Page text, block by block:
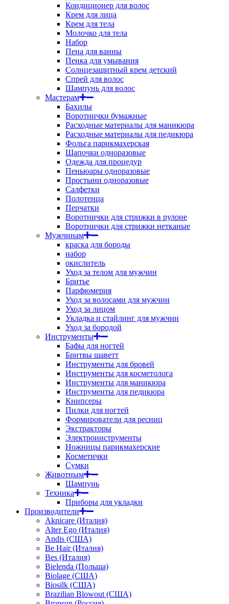
Кондиционер для волос
Крем для лица
Крем для тела
Молочко для тела
Набор
Пена для ванны
Пенка для умывания
Солнцезащитный крем детский
Спрей для волос
Шампунь для волос
Мастерам
Бахилы
Воротнички бумажные
Расходные материалы для маникюра
Расходные материалы для педикюра
Фольга парикмахерская
Шапочки одноразовые
Одежда для процедур
Пеньюары одноразовые
Простыни одноразовые
Салфетки
Полотенца
Перчатки
Воротнички для стрижки в рулоне
Воротнички для стрижки нетканые
Мужчинам
краска для бороды
набор
окислитель
Уход за телом для мужчин
Бритье
Парфюмерия
Уход за волосами для мужчин
Уход за лицом
Укладка и стайлинг для мужчин
Уход за бородой
Инструменты
Бафы для ногтей
Бритвы шаветт
Инструменты для бровей
Инструменты для косметолога
Инструменты для маникюра
Инструменты для педикюра
Книпсеры
Пилки для ногтей
Формирователи для ресниц
Экстракторы
Электроинструменты
Ножницы парикмахерские
Косметички
Сумки
Животным
Шампунь
Техника
Приборы для укладки
Производители
Aknicare (Италия)
Alter Ego (Италия)
Andis (США)
Be Hair (Италия)
Bes (Италия)
Bielenda (Польша)
Biolage (США)
Biosilk (США)
Brazilian Blowout (США)